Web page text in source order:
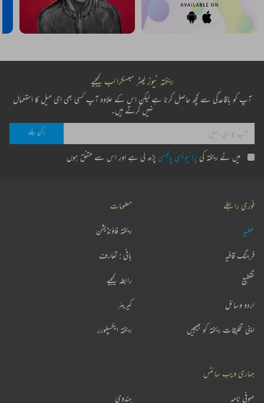
ریختہ نیوز لیٹر سبسکرائب کیجیے
آپ کو باقاعدگی سے کچھ حاصل کرنا ہے لیکن اس کے علاوہ آپ کسی بھی ای میل کا استعمال
نہیں کرتے ہیں۔
میں نے ریختہ کی پرائیویسی پالیسی پڑھ لی ہے اور اس سے متفق ہوں
فوری رابطے
عطیہ
فرہنگ قافیہ
تقطیع
اردو وسائل
اپنی تخلیقات ریختہ کو بھیجیں
معلومات
ریختہ فاؤنڈیشن
بانی : تعارف
رابطہ کیجیے
کیریئر
ریختہ ایکسپلورر
ہماری ویب سائٹس
ہندوی صوفی نامہ